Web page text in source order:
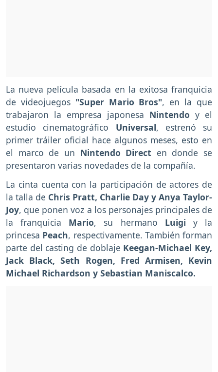
La nueva película basada en la exitosa franquicia
de videojuegos "Super Mario Bros", en la que
trabajaron la empresa japonesa Nintendo y el
estudio cinematográfico Universal, estrenó su
primer tráiler oficial hace algunos meses, esto en
el marco de un Nintendo Direct en donde se
presentaron varias novedades de la compañía.
La cinta cuenta con la participación de actores de
la talla de Chris Pratt, Charlie Day y Anya Taylor-
Joy, que ponen voz a los personajes principales de
la franquicia Mario, su hermano Luigi y la
princesa Peach, respectivamente. También forman
parte del casting de doblaje Keegan-Michael Key,
Jack Black, Seth Rogen, Fred Armisen, Kevin
Michael Richardson y Sebastian Maniscalco.